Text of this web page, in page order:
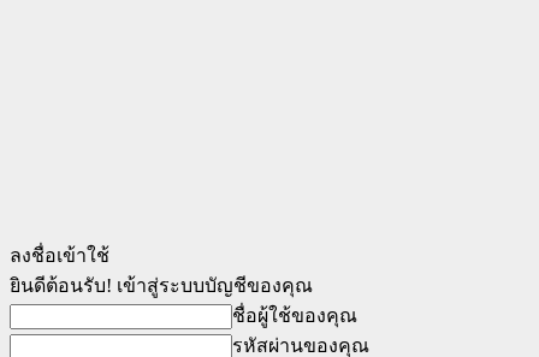
ลงชื่อเข้าใช้
ยินดีต้อนรับ! เข้าสู่ระบบบัญชีของคุณ
ชื่อผู้ใช้ของคุณ
รหัสผ่านของคุณ